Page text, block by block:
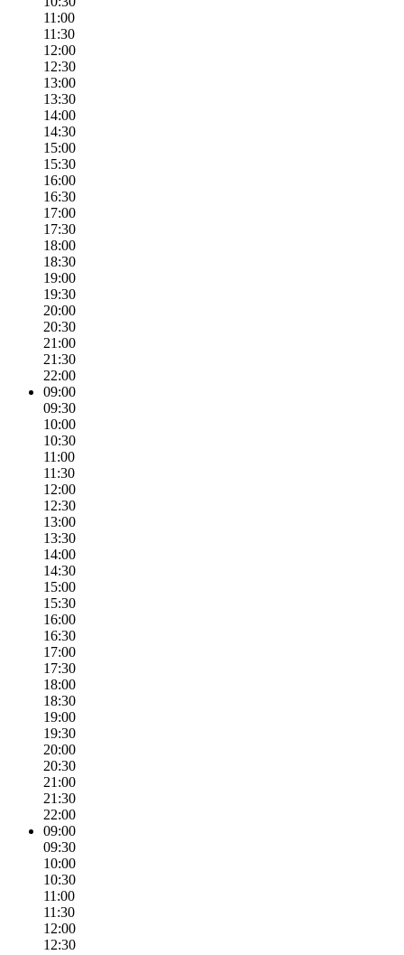
11:00
11:30
12:00
12:30
13:00
13:30
14:00
14:30
15:00
15:30
16:00
16:30
17:00
17:30
18:00
18:30
19:00
19:30
20:00
20:30
21:00
21:30
22:00
09:00
09:30
10:00
10:30
11:00
11:30
12:00
12:30
13:00
13:30
14:00
14:30
15:00
15:30
16:00
16:30
17:00
17:30
18:00
18:30
19:00
19:30
20:00
20:30
21:00
21:30
22:00
09:00
09:30
10:00
10:30
11:00
11:30
12:00
12:30